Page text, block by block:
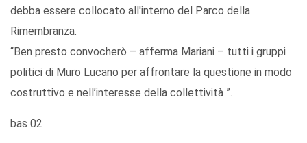
debba essere collocato all'interno del Parco della
Rimembranza.
“Ben presto convocherò – afferma Mariani – tutti i gruppi
politici di Muro Lucano per affrontare la questione in modo
costruttivo e nell’interesse della collettività ”.
bas 02